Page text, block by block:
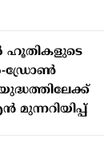
ഹൂതികളുടെ
ഡ്രോൺ
മുന്നറിയിപ്പ്